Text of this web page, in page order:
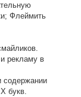
Флеймить
рекламу в
содержании
букв.